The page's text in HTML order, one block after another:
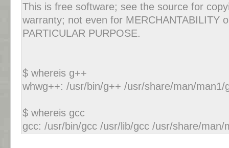
This is free software; see the source for
warranty; not even for MERCHANTABILITY
PARTICULAR PURPOSE.
$ whereis g++
whwg++: /usr/bin/g++ /usr/share/man/man1/
$ whereis gcc
gcc: /usr/bin/gcc /usr/lib/gcc /usr/share/man/